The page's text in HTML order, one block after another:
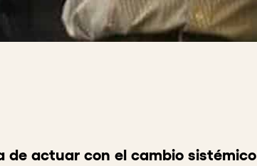
de actuar con el cambio sistémico